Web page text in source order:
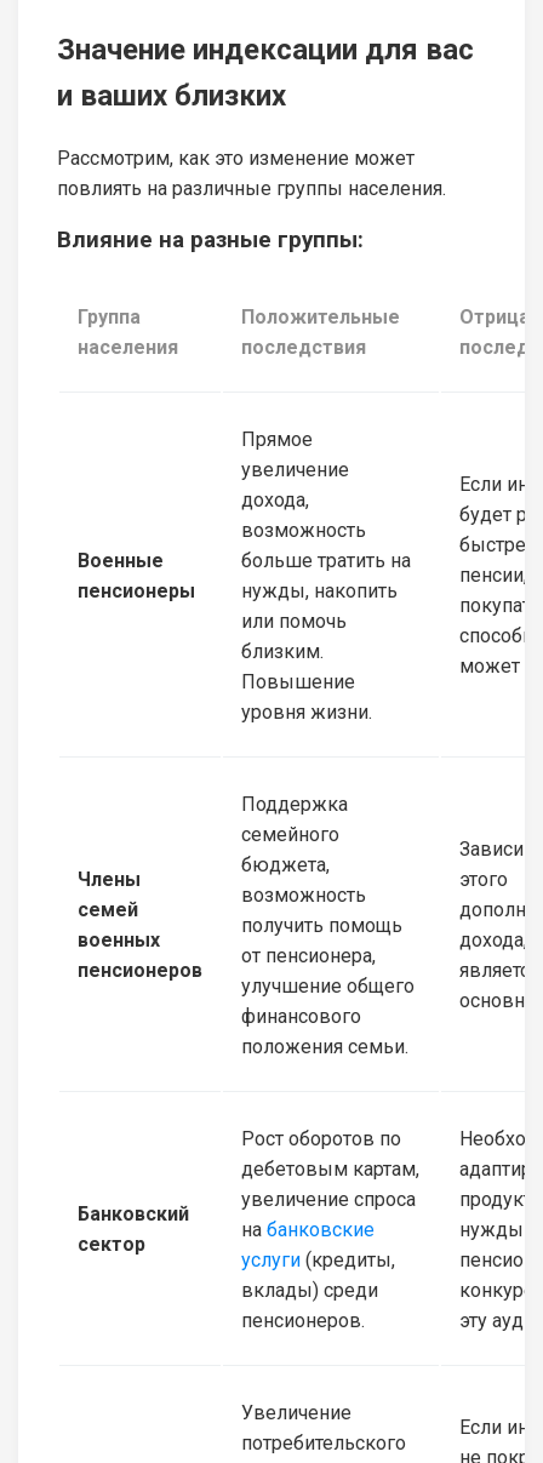
Значение индексации для вас
и ваших близких
Рассмотрим, как это изменение может
повлиять на различные группы населения.
Влияние на разные группы:
Группа
населения
Положительные
последствия
Военные
пенсионеры
Прямое
увеличение
дохода,
возможность
больше тратить на
нужды, накопить
или помочь
близким.
Повышение
уровня жизни.
Если
будет
пенсии,
может
Члены
семей
военных
пенсионеров
Поддержка
семейного
бюджета,
возможность
получить помощь
от пенсионера,
улучшение общего
финансового
положения семьи.
этого
дохода,
является
Банковский
сектор
Рост оборотов по
дебетовым картам,
увеличение спроса
на банковские
услуги (кредиты,
вклады) среди
пенсионеров.
нужды
эту
Увеличение
потребительского
Если
не